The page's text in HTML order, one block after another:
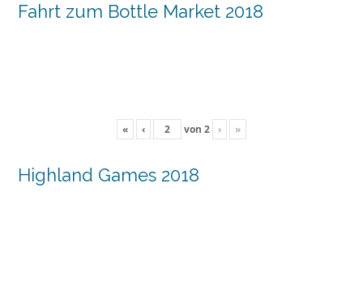
Fahrt zum Bottle Market 2018
« ‹ von 2 › »
Highland Games 2018